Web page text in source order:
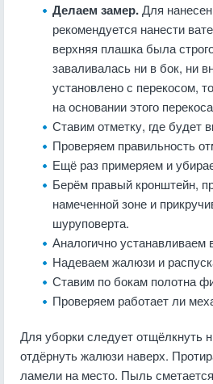
Делаем замер.Для
рекомендуется нанести
верхняя плашка была
заваливалась ни в бок, ни
установлено с перекосом,
на основании этого
Ставим отметку, где будет
Проверяем правильность
Ещё раз примеряем и
Берём правый кронштейн,
намеченной зоне и
шуруповерта.
Аналогично устанавливаем
Надеваем жалюзи и
Ставим по бокам полотна
Проверяем работает ли
Для уборки следует отщёлкнуть
отдёрнуть жалюзи наверх.
ламели на место. Пыль